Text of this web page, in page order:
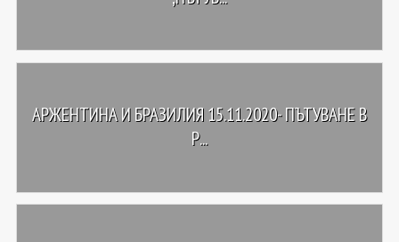
АРЖЕНТИНА И БРАЗИЛИЯ 15.11.2020- ПЪТУВАНЕ В
Р...